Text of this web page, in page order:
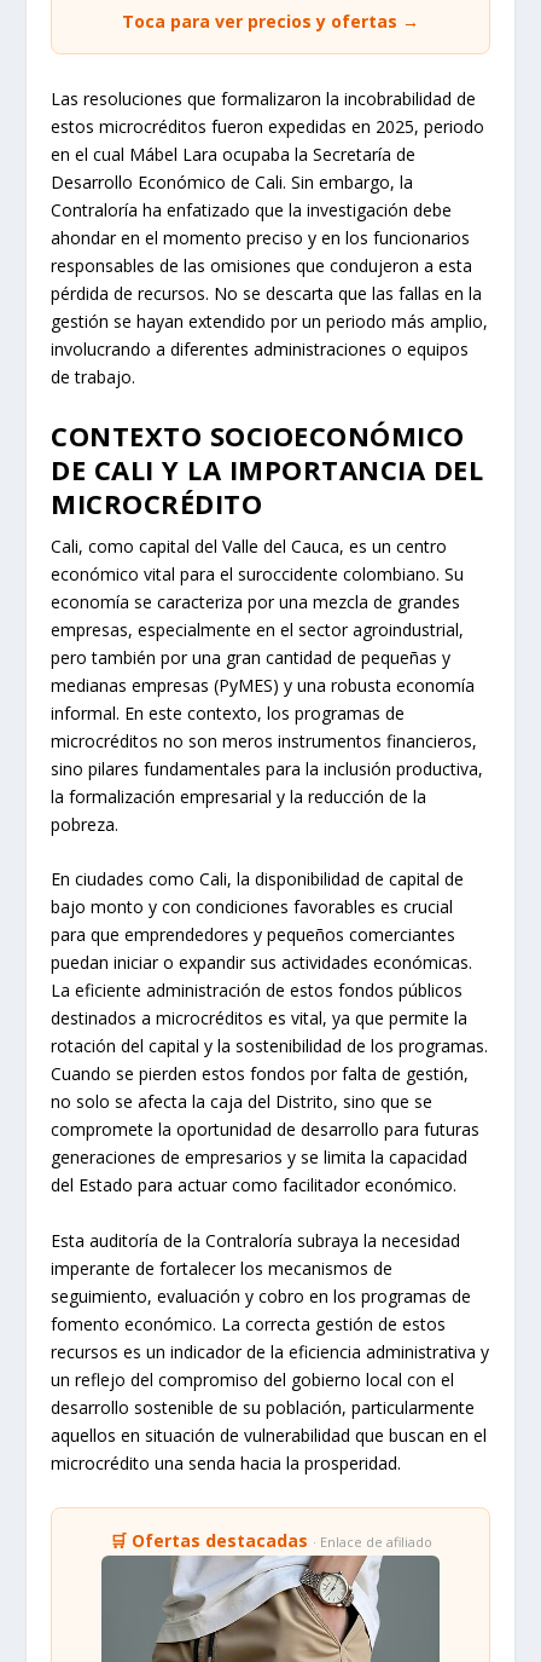
Toca para ver precios y ofertas →
Las resoluciones que formalizaron la incobrabilidad de
estos microcréditos fueron expedidas en 2025, periodo
en el cual Mábel Lara ocupaba la Secretaría de
Desarrollo Económico de Cali. Sin embargo, la
Contraloría ha enfatizado que la investigación debe
ahondar en el momento preciso y en los funcionarios
responsables de las omisiones que condujeron a esta
pérdida de recursos. No se descarta que las fallas en la
gestión se hayan extendido por un periodo más amplio,
involucrando a diferentes administraciones o equipos
de trabajo.
CONTEXTO SOCIOECONÓMICO
DE CALI Y LA IMPORTANCIA DEL
MICROCRÉDITO
Cali, como capital del Valle del Cauca, es un centro
económico vital para el suroccidente colombiano. Su
economía se caracteriza por una mezcla de grandes
empresas, especialmente en el sector agroindustrial,
pero también por una gran cantidad de pequeñas y
medianas empresas (PyMES) y una robusta economía
informal. En este contexto, los programas de
microcréditos no son meros instrumentos financieros,
sino pilares fundamentales para la inclusión productiva,
la formalización empresarial y la reducción de la
pobreza.
En ciudades como Cali, la disponibilidad de capital de
bajo monto y con condiciones favorables es crucial
para que emprendedores y pequeños comerciantes
puedan iniciar o expandir sus actividades económicas.
La eficiente administración de estos fondos públicos
destinados a microcréditos es vital, ya que permite la
rotación del capital y la sostenibilidad de los programas.
Cuando se pierden estos fondos por falta de gestión,
no solo se afecta la caja del Distrito, sino que se
compromete la oportunidad de desarrollo para futuras
generaciones de empresarios y se limita la capacidad
del Estado para actuar como facilitador económico.
Esta auditoría de la Contraloría subraya la necesidad
imperante de fortalecer los mecanismos de
seguimiento, evaluación y cobro en los programas de
fomento económico. La correcta gestión de estos
recursos es un indicador de la eficiencia administrativa y
un reflejo del compromiso del gobierno local con el
desarrollo sostenible de su población, particularmente
aquellos en situación de vulnerabilidad que buscan en el
microcrédito una senda hacia la prosperidad.
🛒 Ofertas destacadas · Enlace de afiliado